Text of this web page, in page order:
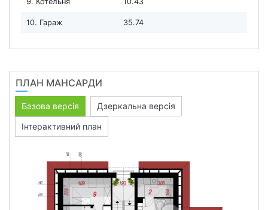
10. Гараж 35.74
ПЛАН МАНСАРДИ
Базова версія
Дзеркальна версія
Інтерактивний план